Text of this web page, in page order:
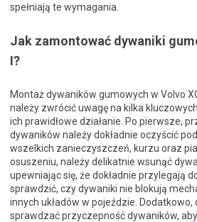
spełniają te wymagania.
Jak zamontować dywaniki
I?
Montaż dywaników gumowych w Volvo
należy zwrócić uwagę na kilka
ich prawidłowe działanie. Po pierwsze,
dywaników należy dokładnie oczyścić
wszelkich zanieczyszczeń, kurzu oraz
osuszeniu, należy delikatnie wsunąć
upewniając się, że dokładnie przylegają
sprawdzić, czy dywaniki nie blokują
innych układów w pojeździe.
sprawdzać przyczepność dywaników,